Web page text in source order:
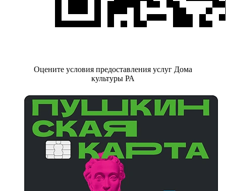
Оцените условия предоставления услуг Дома
культуры РА